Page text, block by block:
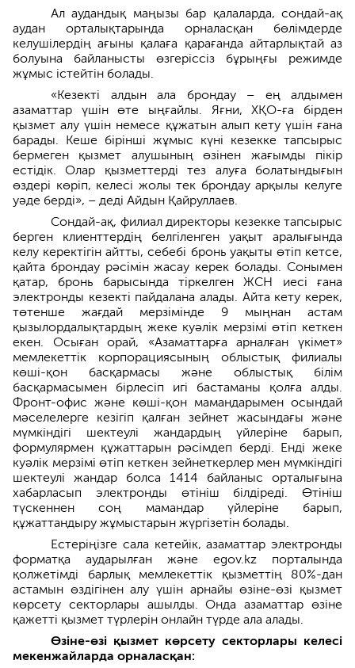
Ал аудандық маңызы бар қалаларда, сондай-ақ
аудан орталықтарында орналасқан бөлімдерде
келушілердің ағыны қалаға қарағанда айтарлықтай аз
болуына байланысты өзгеріссіз бұрыңғы режимде
жұмыс істейтін болады.
«Кезекті алдын ала брондау – ең алдымен
азаматтар үшін өте ыңғайлы. Яғни, ХҚО-ға бірден
қызмет алу үшін немесе құжатын алып кету үшін ғана
барады. Кеше бірінші жұмыс күні кезекке тапсырыс
бермеген қызмет алушының өзінен жағымды пікір
естідік. Олар қызметтерді тез алуға болатындығын
өздері көріп, келесі жолы тек брондау арқылы келуге
уәде берді», – деді Айдын Қайруллаев.
Сондай-ақ, филиал директоры кезекке тапсырыс
берген клиенттердің белгіленген уақыт аралығында
келу керектігін айтты, себебі бронь уақыты өтіп кетсе,
қайта брондау рәсімін жасау керек болады. Сонымен
қатар, бронь барысында тіркелген ЖСН иесі ғана
электронды кезекті пайдалана алады. Айта кету керек,
төтенше жағдай мерзімінде 9 мыңнан астам
қызылордалықтардың жеке куәлік мерзімі өтіп кеткен
екен. Осыған орай, «Азаматтарға арналған үкімет»
мемлекеттік корпорациясының облыстық филиалы
көші-қон басқармасы және облыстық білім
басқармасымен бірлесіп игі бастаманы қолға алды.
Фронт-офис және көші-қон мамандарымен осындай
мәселелерге кезігіп қалған зейнет жасындағы және
мүмкіндігі шектеулі жандардың үйлеріне барып,
формулярмен құжаттарын рәсімдеп берді. Енді жеке
куәлік мерзімі өтіп кеткен зейнеткерлер мен мүмкіндігі
шектеулі жандар болса 1414 байланыс орталығына
хабарласып электронды өтініш білдіреді. Өтініш
түскеннен соң мамандар үйлеріне барып,
құжаттандыру жұмыстарын жүргізетін болады.
Естеріңізге сала кетейік, азаматтар электронды
форматқа аударылған және egov.kz порталында
қолжетімді барлық мемлекеттік қызметтің 80%-дан
астамын өздігінен алу үшін арнайы өзіне-өзі қызмет
көрсету секторлары ашылды. Онда азаматтар өзіне
қажетті қызмет түрлерін онлайн түрде ала алады.
Өзіне-өзі қызмет көрсету секторлары келесі
мекенжайларда орналасқан: